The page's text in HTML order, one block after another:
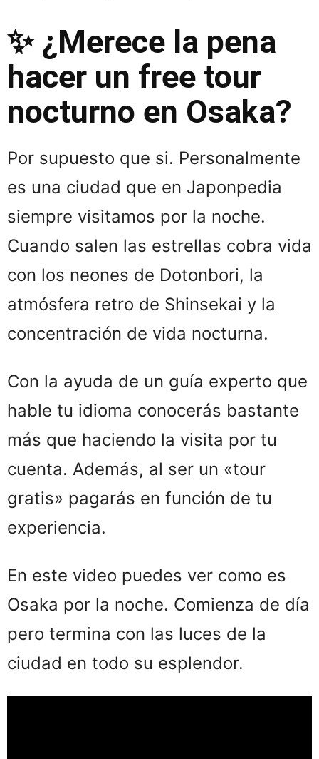
✨ ¿Merece la pena
hacer un free tour
nocturno en Osaka?
Por supuesto que si. Personalmente
es una ciudad que en Japonpedia
siempre visitamos por la noche.
Cuando salen las estrellas cobra vida
con los neones de Dotonbori, la
atmósfera retro de Shinsekai y la
concentración de vida nocturna.
Con la ayuda de un guía experto que
hable tu idioma conocerás bastante
más que haciendo la visita por tu
cuenta. Además, al ser un «tour
gratis» pagarás en función de tu
experiencia.
En este video puedes ver como es
Osaka por la noche. Comienza de día
pero termina con las luces de la
ciudad en todo su esplendor.